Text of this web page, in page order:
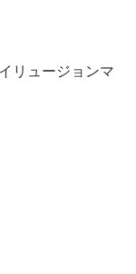
リュージョンマ